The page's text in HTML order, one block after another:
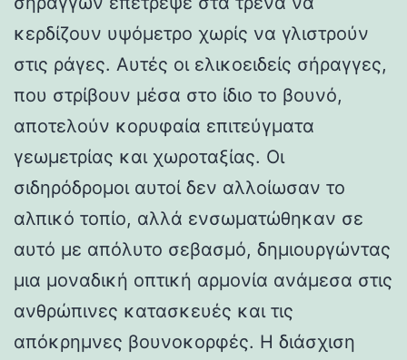
κερδίζουν υψόμετρο χωρίς να γλιστρούν
στις ράγες. Αυτές οι ελικοειδείς σήραγγες,
που στρίβουν μέσα στο ίδιο το βουνό,
αποτελούν κορυφαία επιτεύγματα
γεωμετρίας και χωροταξίας. Οι
σιδηρόδρομοι αυτοί δεν αλλοίωσαν το
αλπικό τοπίο, αλλά ενσωματώθηκαν σε
αυτό με απόλυτο σεβασμό, δημιουργώντας
μια μοναδική οπτική αρμονία ανάμεσα στις
ανθρώπινες κατασκευές και τις
απόκρημνες βουνοκορφές. Η διάσχιση